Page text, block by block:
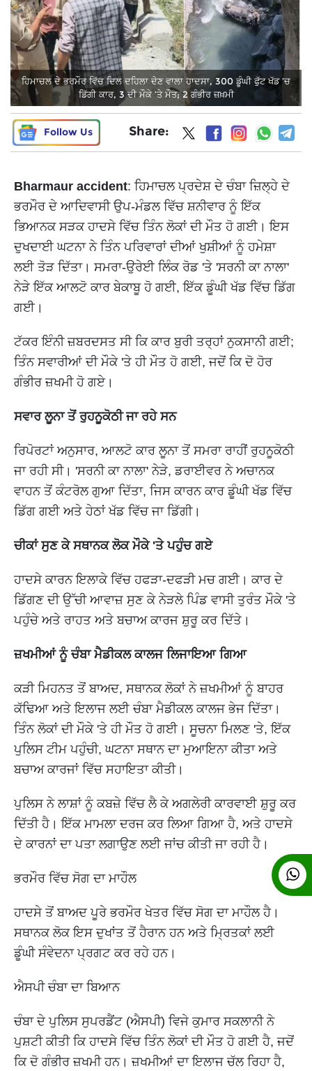
ਹਿਮਾਚਲ ਦੇ ਭਰਮੌਰ ਵਿੱਚ ਦਿਲ ਦਹਿਲਾ ਦੇਣ ਵਾਲਾ ਹਾਦਸਾ, 300 ਡੂੰਘੀ ਫੁੱਟ ਖੱਡ ’ਚ
ਡਿੱਗੀ ਕਾਰ, 3 ਦੀ ਮੌਕੇ ’ਤੇ ਮੌਤ; 2 ਗੰਭੀਰ ਜ਼ਖ਼ਮੀ
Follow Us Share:
Bharmaur accident: ਹਿਮਾਚਲ ਪ੍ਰਦੇਸ਼ ਦੇ ਚੰਬਾ ਜ਼ਿਲ੍ਹੇ ਦੇ
ਭਰਮੌਰ ਦੇ ਆਦਿਵਾਸੀ ਉਪ-ਮੰਡਲ ਵਿੱਚ ਸ਼ਨੀਵਾਰ ਨੂੰ ਇੱਕ
ਭਿਆਨਕ ਸੜਕ ਹਾਦਸੇ ਵਿੱਚ ਤਿੰਨ ਲੋਕਾਂ ਦੀ ਮੌਤ ਹੋ ਗਈ। ਇਸ
ਦੁਖਦਾਈ ਘਟਨਾ ਨੇ ਤਿੰਨ ਪਰਿਵਾਰਾਂ ਦੀਆਂ ਖੁਸ਼ੀਆਂ ਨੂੰ ਹਮੇਸ਼ਾ
ਲਈ ਤੋੜ ਦਿੱਤਾ। ਸਮਰਾ-ਉਰੇਈ ਲਿੰਕ ਰੋਡ 'ਤੇ 'ਸਰਨੀ ਕਾ ਨਾਲਾ'
ਨੇੜੇ ਇੱਕ ਆਲਟੋ ਕਾਰ ਬੇਕਾਬੂ ਹੋ ਗਈ, ਇੱਕ ਡੂੰਘੀ ਖੱਡ ਵਿੱਚ ਡਿੱਗ
ਗਈ।
ਟੱਕਰ ਇੰਨੀ ਜ਼ਬਰਦਸਤ ਸੀ ਕਿ ਕਾਰ ਬੁਰੀ ਤਰ੍ਹਾਂ ਨੁਕਸਾਨੀ ਗਈ;
ਤਿੰਨ ਸਵਾਰੀਆਂ ਦੀ ਮੌਕੇ 'ਤੇ ਹੀ ਮੌਤ ਹੋ ਗਈ, ਜਦੋਂ ਕਿ ਦੋ ਹੋਰ
ਗੰਭੀਰ ਜ਼ਖਮੀ ਹੋ ਗਏ।
ਸਵਾਰ ਲੂਨਾ ਤੋਂ ਰੁਹਨੂਕੋਠੀ ਜਾ ਰਹੇ ਸਨ
ਰਿਪੋਰਟਾਂ ਅਨੁਸਾਰ, ਆਲਟੋ ਕਾਰ ਲੂਨਾ ਤੋਂ ਸਮਰਾ ਰਾਹੀਂ ਰੁਹਨੂਕੋਠੀ
ਜਾ ਰਹੀ ਸੀ। 'ਸਰਨੀ ਕਾ ਨਾਲਾ' ਨੇੜੇ, ਡਰਾਈਵਰ ਨੇ ਅਚਾਨਕ
ਵਾਹਨ ਤੋਂ ਕੰਟਰੋਲ ਗੁਆ ਦਿੱਤਾ, ਜਿਸ ਕਾਰਨ ਕਾਰ ਡੂੰਘੀ ਖੱਡ ਵਿੱਚ
ਡਿੱਗ ਗਈ ਅਤੇ ਹੇਠਾਂ ਖੱਡ ਵਿੱਚ ਜਾ ਡਿੱਗੀ।
ਚੀਕਾਂ ਸੁਣ ਕੇ ਸਥਾਨਕ ਲੋਕ ਮੌਕੇ 'ਤੇ ਪਹੁੰਚ ਗਏ
ਹਾਦਸੇ ਕਾਰਨ ਇਲਾਕੇ ਵਿੱਚ ਹਫੜਾ-ਦਫੜੀ ਮਚ ਗਈ। ਕਾਰ ਦੇ
ਡਿੱਗਣ ਦੀ ਉੱਚੀ ਆਵਾਜ਼ ਸੁਣ ਕੇ ਨੇੜਲੇ ਪਿੰਡ ਵਾਸੀ ਤੁਰੰਤ ਮੌਕੇ 'ਤੇ
ਪਹੁੰਚੇ ਅਤੇ ਰਾਹਤ ਅਤੇ ਬਚਾਅ ਕਾਰਜ ਸ਼ੁਰੂ ਕਰ ਦਿੱਤੇ।
ਜ਼ਖਮੀਆਂ ਨੂੰ ਚੰਬਾ ਮੈਡੀਕਲ ਕਾਲਜ ਲਿਜਾਇਆ ਗਿਆ
ਕੜੀ ਮਿਹਨਤ ਤੋਂ ਬਾਅਦ, ਸਥਾਨਕ ਲੋਕਾਂ ਨੇ ਜ਼ਖਮੀਆਂ ਨੂੰ ਬਾਹਰ
ਕੱਢਿਆ ਅਤੇ ਇਲਾਜ ਲਈ ਚੰਬਾ ਮੈਡੀਕਲ ਕਾਲਜ ਭੇਜ ਦਿੱਤਾ।
ਤਿੰਨ ਲੋਕਾਂ ਦੀ ਮੌਕੇ 'ਤੇ ਹੀ ਮੌਤ ਹੋ ਗਈ। ਸੂਚਨਾ ਮਿਲਣ 'ਤੇ, ਇੱਕ
ਪੁਲਿਸ ਟੀਮ ਪਹੁੰਚੀ, ਘਟਨਾ ਸਥਾਨ ਦਾ ਮੁਆਇਨਾ ਕੀਤਾ ਅਤੇ
ਬਚਾਅ ਕਾਰਜਾਂ ਵਿੱਚ ਸਹਾਇਤਾ ਕੀਤੀ।
ਪੁਲਿਸ ਨੇ ਲਾਸ਼ਾਂ ਨੂੰ ਕਬਜ਼ੇ ਵਿੱਚ ਲੈ ਕੇ ਅਗਲੇਰੀ ਕਾਰਵਾਈ ਸ਼ੁਰੂ ਕਰ
ਦਿੱਤੀ ਹੈ। ਇੱਕ ਮਾਮਲਾ ਦਰਜ ਕਰ ਲਿਆ ਗਿਆ ਹੈ, ਅਤੇ ਹਾਦਸੇ
ਦੇ ਕਾਰਨਾਂ ਦਾ ਪਤਾ ਲਗਾਉਣ ਲਈ ਜਾਂਚ ਕੀਤੀ ਜਾ ਰਹੀ ਹੈ।
ਭਰਮੌਰ ਵਿੱਚ ਸੋਗ ਦਾ ਮਾਹੌਲ
ਹਾਦਸੇ ਤੋਂ ਬਾਅਦ ਪੂਰੇ ਭਰਮੌਰ ਖੇਤਰ ਵਿੱਚ ਸੋਗ ਦਾ ਮਾਹੌਲ ਹੈ।
ਸਥਾਨਕ ਲੋਕ ਇਸ ਦੁਖਾਂਤ ਤੋਂ ਹੈਰਾਨ ਹਨ ਅਤੇ ਮ੍ਰਿਤਕਾਂ ਲਈ
ਡੂੰਘੀ ਸੰਵੇਦਨਾ ਪ੍ਰਗਟ ਕਰ ਰਹੇ ਹਨ।
ਐਸਪੀ ਚੰਬਾ ਦਾ ਬਿਆਨ
ਚੰਬਾ ਦੇ ਪੁਲਿਸ ਸੁਪਰਡੈਂਟ (ਐਸਪੀ) ਵਿਜੇ ਕੁਮਾਰ ਸਕਲਾਨੀ ਨੇ
ਪੁਸ਼ਟੀ ਕੀਤੀ ਕਿ ਹਾਦਸੇ ਵਿੱਚ ਤਿੰਨ ਲੋਕਾਂ ਦੀ ਮੌਤ ਹੋ ਗਈ ਹੈ, ਜਦੋਂ
ਕਿ ਦੋ ਗੰਭੀਰ ਜ਼ਖਮੀ ਹਨ। ਜ਼ਖਮੀਆਂ ਦਾ ਇਲਾਜ ਚੱਲ ਰਿਹਾ ਹੈ,